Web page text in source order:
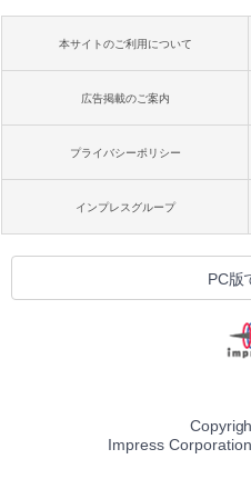
本サイトのご利用について
広告掲載のご案内
プライバシーポリシー
インプレスグループ
PC版
Impress